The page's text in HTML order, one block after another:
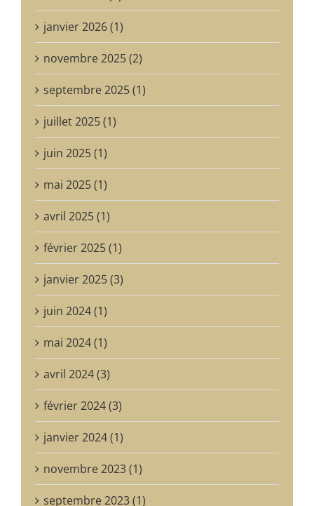
janvier 2026 (1)
novembre 2025 (2)
septembre 2025 (1)
juillet 2025 (1)
juin 2025 (1)
mai 2025 (1)
avril 2025 (1)
février 2025 (1)
janvier 2025 (3)
juin 2024 (1)
mai 2024 (1)
avril 2024 (3)
février 2024 (3)
janvier 2024 (1)
novembre 2023 (1)
septembre 2023 (1)